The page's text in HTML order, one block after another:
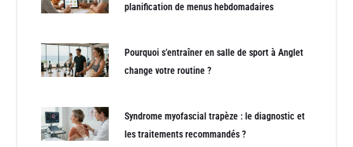
planification de menus hebdomadaires
Pourquoi s’entraîner en salle de sport à Anglet
change votre routine ?
Syndrome myofascial trapèze : le diagnostic et
les traitements recommandés ?